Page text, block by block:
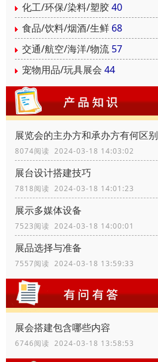
化工/环保/染料/塑胶40
食品/饮料/烟酒/生鲜 68
交通/航空/海洋/物流 57
宠物用品/玩具展会 44
展览会的主办方和承办方有何区别
8074阅读 2024-03-18 14:03:02
展台设计搭建技巧
7818阅读 2024-03-18 14:01:23
展示多媒体设备
7523阅读 2024-03-18 14:00:01
展品选择与准备
7557阅读 2024-03-18 13:59:33
展会搭建包含哪些内容
6746阅读 2024-03-18 13:58:53